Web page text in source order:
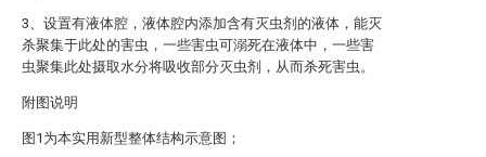
3、设置有液体腔，液体腔内添加含有灭虫剂的液体，能灭
杀聚集于此处的害虫，一些害虫可溺死在液体中，一些害
虫聚集此处摄取水分将吸收部分灭虫剂，从而杀死害虫。
附图说明
图1为本实用新型整体结构示意图；